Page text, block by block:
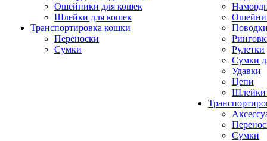
Ошейники для кошек
Шлейки для кошек
Транспортировка кошки
Переноски
Сумки
Рулетки
Сумки
Удавки
Цепи
Шлейки
Сумки